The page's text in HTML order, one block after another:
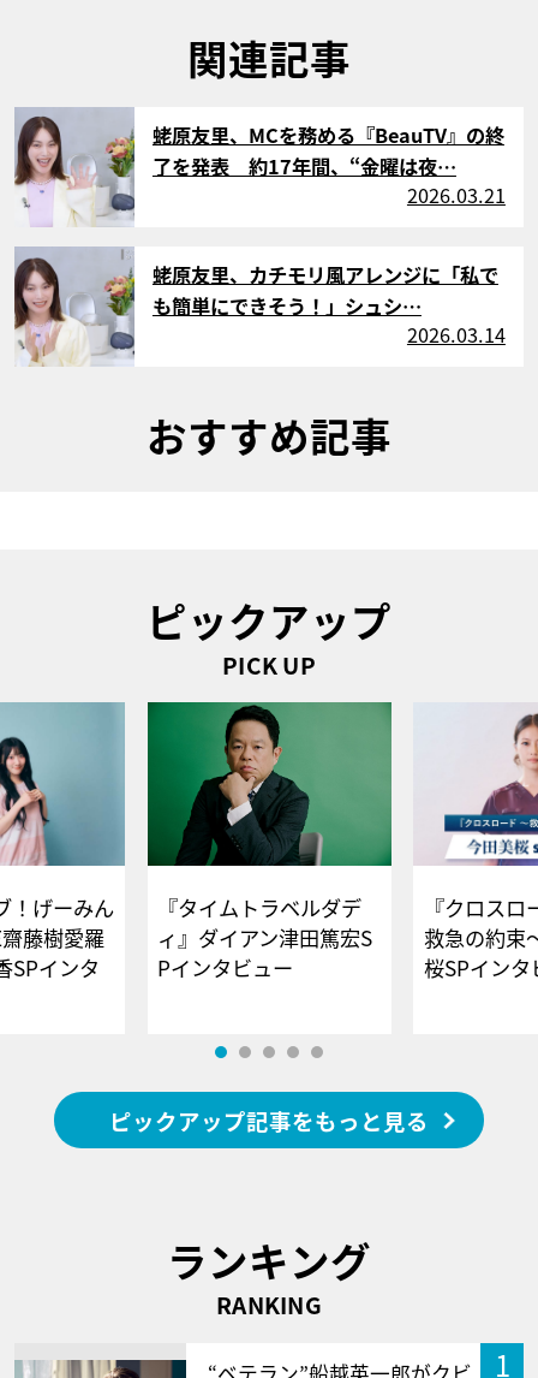
関連記事
サムネイル
蛯原友里、MCを務める『BeauTV』の終
了を発表 約17年間、“金曜は夜…
2026.03.21
サムネイル
蛯原友里、カチモリ風アレンジに「私で
も簡単にできそう！」シュシ…
2026.03.14
おすすめ記事
ピックアップ
PICK UP
！げーみん
藤樹愛羅
SPインタ
『タイムトラベルダデ
ィ』ダイアン津田篤宏S
Pインタビュー
『クロス
救急の約束
桜SPイ
ピックアップ記事をもっと見る
ランキング
RANKING
1